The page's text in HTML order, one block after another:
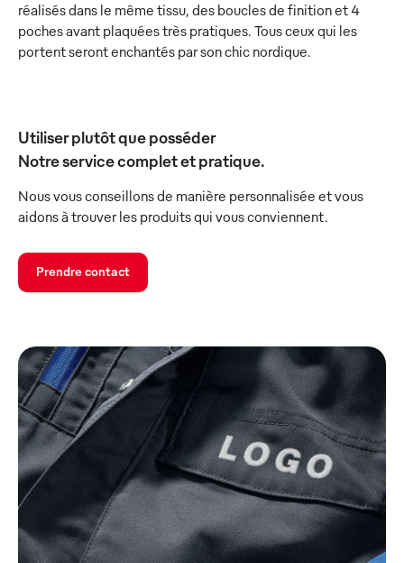
réalisés dans le même tissu, des boucles de finition et 4
poches avant plaquées très pratiques. Tous ceux qui les
portent seront enchantés par son chic nordique.
Utiliser plutôt que posséder
Notre service complet et pratique.
Nous vous conseillons de manière personnalisée et vous
aidons à trouver les produits qui vous conviennent.
Prendre contact